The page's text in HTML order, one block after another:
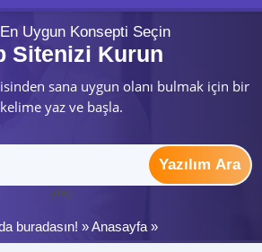
Uygun Konsepti Seçin
Sitenizi Kurun
sana uygun olanı bulmak için bir
kelime yaz ve başla.
Yazılım Ara
ytag
buradasın! »Anasayfa »